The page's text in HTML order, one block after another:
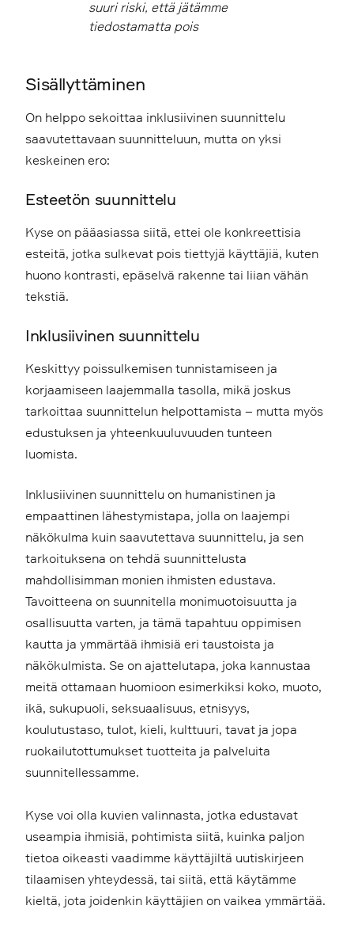
suuri riski, että jätämme
tiedostamatta pois
Sisällyttäminen
On helppo sekoittaa inklusiivinen suunnittelu
saavutettavaan suunnitteluun, mutta on yksi
keskeinen ero:
Esteetön suunnittelu
Kyse on pääasiassa siitä, ettei ole konkreettisia
esteitä, jotka sulkevat pois tiettyjä käyttäjiä, kuten
huono kontrasti, epäselvä rakenne tai liian vähän
tekstiä.
Inklusiivinen suunnittelu
Keskittyy poissulkemisen tunnistamiseen ja
korjaamiseen laajemmalla tasolla, mikä joskus
tarkoittaa suunnittelun helpottamista – mutta myös
edustuksen ja yhteenkuuluvuuden tunteen
luomista.
Inklusiivinen suunnittelu on humanistinen ja
empaattinen lähestymistapa, jolla on laajempi
näkökulma kuin saavutettava suunnittelu, ja sen
tarkoituksena on tehdä suunnittelusta
mahdollisimman monien ihmisten edustava.
Tavoitteena on suunnitella monimuotoisuutta ja
osallisuutta varten, ja tämä tapahtuu oppimisen
kautta ja ymmärtää ihmisiä eri taustoista ja
näkökulmista. Se on ajattelutapa, joka kannustaa
meitä ottamaan huomioon esimerkiksi koko, muoto,
ikä, sukupuoli, seksuaalisuus, etnisyys,
koulutustaso, tulot, kieli, kulttuuri, tavat ja jopa
ruokailutottumukset tuotteita ja palveluita
suunnitellessamme.
Kyse voi olla kuvien valinnasta, jotka edustavat
useampia ihmisiä, pohtimista siitä, kuinka paljon
tietoa oikeasti vaadimme käyttäjiltä uutiskirjeen
tilaamisen yhteydessä, tai siitä, että käytämme
kieltä, jota joidenkin käyttäjien on vaikea ymmärtää.